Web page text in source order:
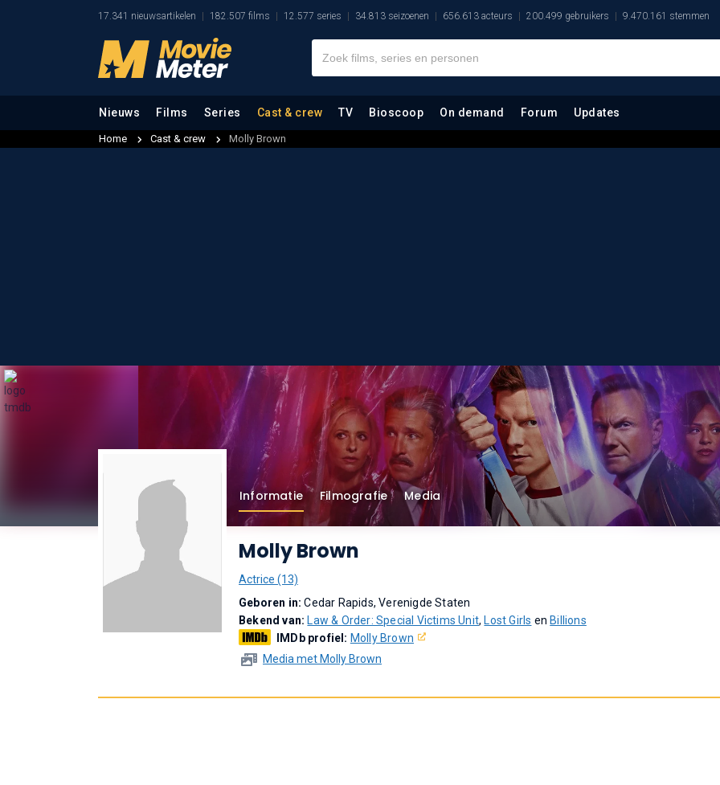
17.341 nieuwsartikelen 182.507 films 12.577 series 34.813 seizoenen 656.613 acteurs 200.499 gebruikers 9.470.161 stemmen
Nieuws Films Series Cast & crew TV Bioscoop On demand Forum Updates
Home Cast & crew Molly Brown
Informatie Filmografie Media
Molly Brown
Actrice (13)
Geboren in:Cedar Rapids, Verenigde Staten
Bekend van: Law & Order: Special Victims Unit, Lost Girls en Billions
IMDb profiel: Molly Brown
Media met Molly Brown